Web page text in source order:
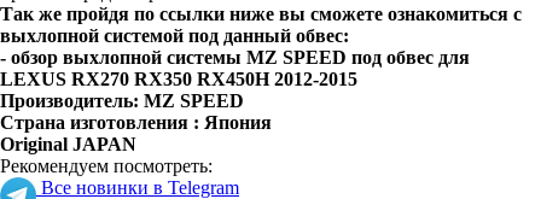
Так же пройдя по ссылки ниже вы сможете ознакомиться с
выхлопной системой под данный обвес:
- обзор выхлопной системы MZ SPEED под обвес для
LEXUS RX270 RX350 RX450H 2012-2015
Производитель: MZ SPEED
Страна изготовления : Япония
Original JAPAN
Рекомендуем посмотреть:
Все новинки в Telegram